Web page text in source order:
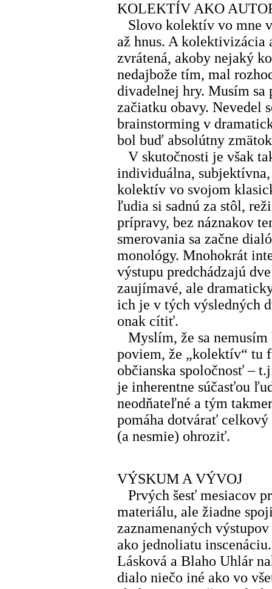
KOLEKTÍV AKO
Slovo kolektív vo mne
až hnus. A kolektivizácia
zvrátená, akoby nejaký
nedajbože tím, mal
divadelnej hry. Musím sa
začiatku obavy. Nevedel
brainstorming v
bol buď absolútny
V skutočnosti je však
individuálna,
kolektív vo svojom
ľudia si sadnú za stôl,
prípravy, bez náznakov
smerovania sa začne
monológy. Mnohokrát
výstupu predchádzajú
zaujímavé, ale
ich je v tých výsledných
onak cítiť.
Myslím, že sa nemusím
poviem, že „kolektív“ tu
občianska spoločnosť –
je inherentne súčasťou
neodňateľné a tým
pomáha dotvárať
(a nesmie) ohroziť.
VÝSKUM A VÝVOJ
Prvých šesť mesiacov
materiálu, ale žiadne
zaznamenaných
ako jednoliatu
Lásková a Blaho Uhlár
dialo niečo iné ako vo